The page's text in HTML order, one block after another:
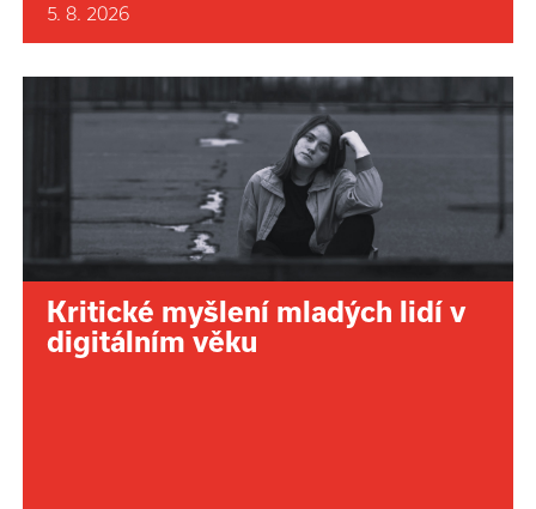
5. 8. 2026
Kritické myšlení mladých lidí v
digitálním věku